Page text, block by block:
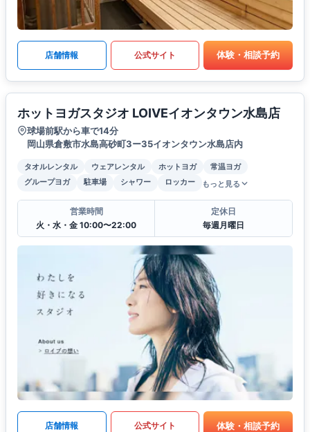
店舗情報 公式サイト 体験・相談予約
ホットヨガスタジオ LOIVEイオンタウン水島店
球場前駅から車で14分
岡山県倉敷市水島高砂町3ー35イオンタウン水島店内
タオルレンタル ウェアレンタル ホットヨガ
常温ヨガ
グループヨガ
駐車場 シャワー ロッカー もっと見る
営業時間
火・水・金 10:00〜22:00
定休日
毎週月曜日
店舗情報 公式サイト 体験・相談予約